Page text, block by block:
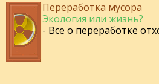
Переработка мусора
Экология или жизнь?
- Все о переработке